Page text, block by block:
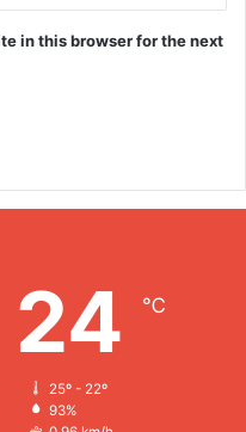
in this browser for the next
24 ℃
25º - 22º
93%